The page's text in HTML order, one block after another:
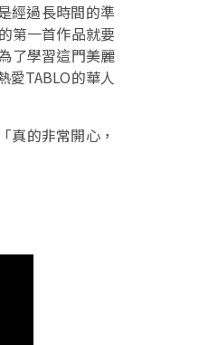
經過長時間的準
第一首作品就要
了學習這門美麗
愛TABLO的華人
真的非常開心，